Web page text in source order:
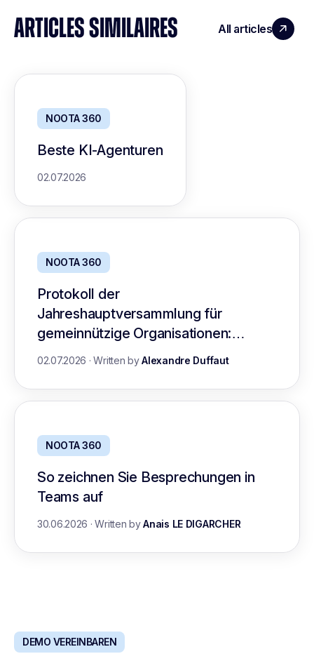
ARTICLES SIMILAIRES All articles
NOOTA 360
Beste KI-Agenturen
02.07.2026
NOOTA 360
Protokoll der
Jahreshauptversammlung für
gemeinnützige Organisationen:
Leitfaden mit Vorlage
02.07.2026 ·Written byAlexandre Duffaut
NOOTA 360
So zeichnen Sie Besprechungen in
Teams auf
30.06.2026 ·Written byAnais LE DIGARCHER
DEMO VEREINBAREN